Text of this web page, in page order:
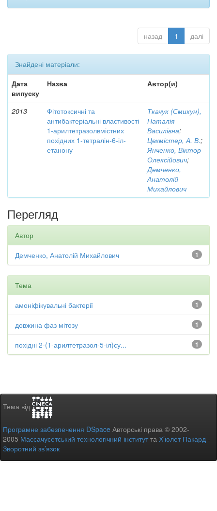
назад 1 далі
Знайдені матеріали:
Дата
випуску
Назва Автор(и)
2013
Фітотоксичні та
антибактеріальні властивості
1-арилтетразолвмістних
похідних 1-тетралін-6-іл-
етанону
Ткачук (Смикун),
Наталія
Василівна;
Цехмістер, А. В.;
Янченко, Віктор
Олексійович;
Демченко,
Анатолій
Михайлович
Перегляд
Автор
1
Демченко, Анатолій Михайлович
Тема
1
амоніфікувальні бактерії
1
довжина фаз мітозу
1
похідні 2-(1-арилтетразол-5-іл)су...
Тема від
Програмне забезпечення DSpace Авторські права © 2002-
2005 Массачусетський технологічний інститутта Х’юлет Пакард -
Зворотний зв’язок